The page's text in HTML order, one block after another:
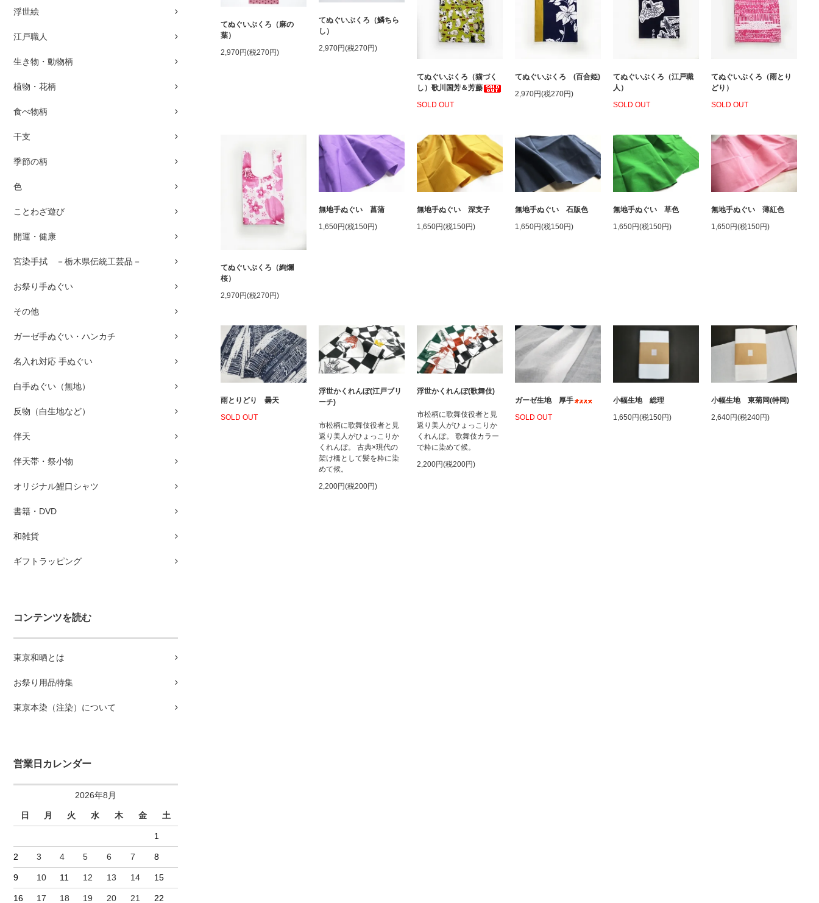
浮世絵
江戸職人
生き物・動物柄
植物・花柄
食べ物柄
干支
季節の柄
色
ことわざ遊び
開運・健康
宮染手拭 －栃木県伝統工芸品－
お祭り手ぬぐい
その他
ガーゼ手ぬぐい・ハンカチ
名入れ対応 手ぬぐい
白手ぬぐい（無地）
反物（白生地など）
伴天
伴天帯・祭小物
オリジナル鯉口シャツ
書籍・DVD
和雑貨
ギフトラッピング
コンテンツを読む
東京和晒とは
お祭り用品特集
東京本染（注染）について
営業日カレンダー
2026年8月
日 月 火 水 木 金 土
1
2 3 4 5 6 7 8
9 10 11 12 13 14 15
16 17 18 19 20 21 22
てぬぐいぶくろ（麻の
葉）
2,970円(税270円)
てぬぐいぶくろ（鱗ちら
し）
2,970円(税270円)
てぬぐいぶくろ（猫づく
し）歌川国芳＆芳藤
SOLD OUT
てぬぐいぶくろ (百合姫)
2,970円(税270円)
てぬぐいぶくろ（江戸職
人）
SOLD OUT
てぬぐいぶくろ（雨とり
どり）
SOLD OUT
てぬぐいぶくろ（絢爛
桜）
2,970円(税270円)
無地手ぬぐい 菖蒲
1,650円(税150円)
無地手ぬぐい 深支子
1,650円(税150円)
無地手ぬぐい 石版色
1,650円(税150円)
無地手ぬぐい 草色
1,650円(税150円)
無地手ぬぐい 薄紅色
1,650円(税150円)
雨とりどり 曇天
SOLD OUT
浮世かくれんぼ(江戸ブリ
ーチ)
市松柄に歌舞伎役者と見
返り美人がひょっこりか
くれんぼ。 古典×現代の
架け橋として髪を粋に染
めて候。
2,200円(税200円)
浮世かくれんぼ(歌舞伎)
市松柄に歌舞伎役者と見
返り美人がひょっこりか
くれんぼ。 歌舞伎カラー
で粋に染めて候。
2,200円(税200円)
ガーゼ生地 厚手
SOLD OUT
小幅生地 総理
1,650円(税150円)
小幅生地 東菊岡(特岡)
2,640円(税240円)